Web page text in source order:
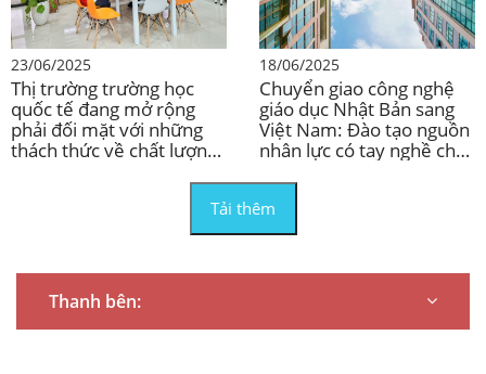
23/06/2025
Thị trường trường học
quốc tế đang mở rộng
phải đối mặt với những
thách thức về chất lượng
18/06/2025
Chuyển giao công nghệ
giáo dục Nhật Bản sang
Việt Nam: Đào tạo nguồn
nhân lực có tay nghề cho
Tải thêm
Thanh bên: